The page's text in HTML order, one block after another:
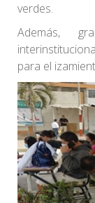
verdes.
Además,
para el